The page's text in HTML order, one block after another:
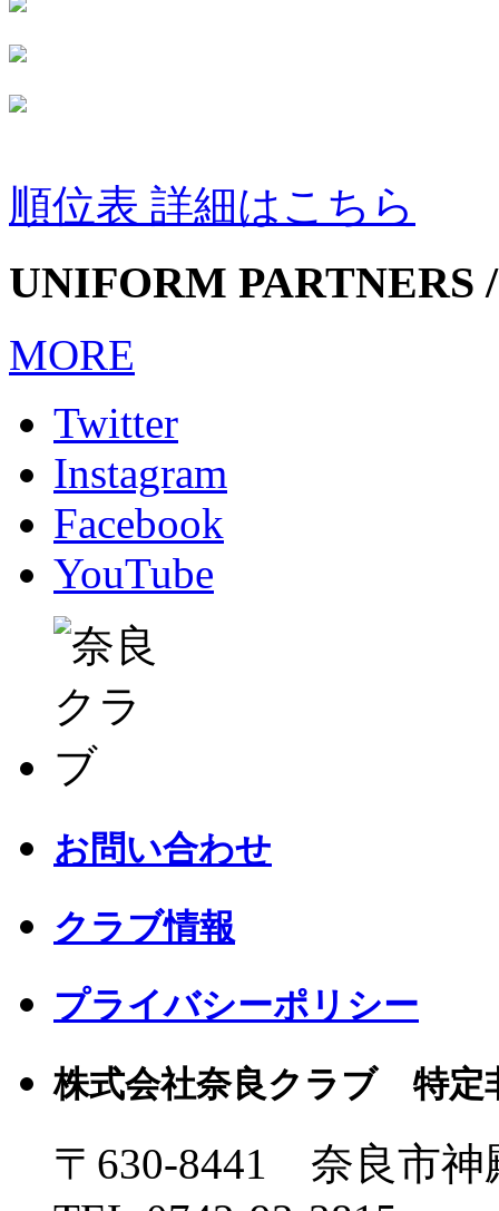
順位表 詳細はこちら
UNIFORM PARTNERS
MORE
Twitter
Instagram
Facebook
YouTube
お問い合わせ
クラブ情報
プライバシーポリシー
株式会社奈良クラブ 特定
〒630-8441 奈良市